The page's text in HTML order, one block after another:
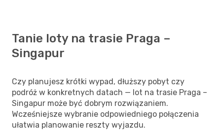
Tanie loty na trasie Praga –
Singapur
Czy planujesz krótki wypad, dłuższy pobyt czy
podróż w konkretnych datach — lot na trasie Praga –
Singapur może być dobrym rozwiązaniem.
Wcześniejsze wybranie odpowiedniego połączenia
ułatwia planowanie reszty wyjazdu.